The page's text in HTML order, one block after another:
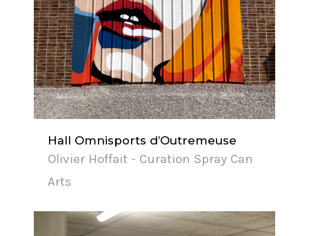
Hall Omnisports d’Outremeuse
Olivier Hoffait - Curation Spray Can
Arts